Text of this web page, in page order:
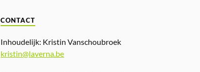
CONTACT
Inhoudelijk: Kristin Vanschoubroek
kristin@laverna.be